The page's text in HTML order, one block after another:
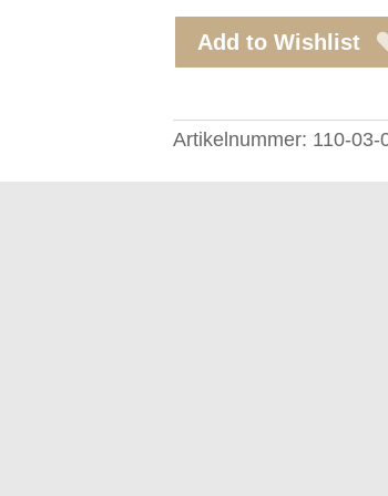
Add to Wishlist
Artikelnummer: 110-03-